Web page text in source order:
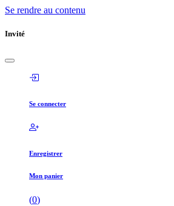
Se rendre au contenu
Invité
Se connecter
Enregistrer
Mon panier
(0)